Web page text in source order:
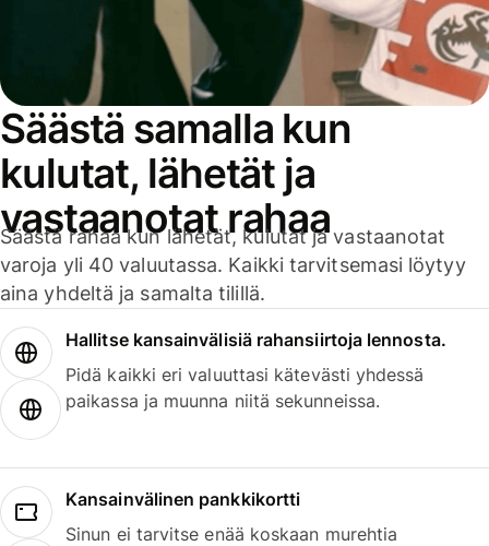
Säästä samalla kun
kulutat, lähetät ja
vastaanotat rahaa
Säästä rahaa kun lähetät, kulutat ja vastaanotat
varoja yli 40 valuutassa. Kaikki tarvitsemasi löytyy
aina yhdeltä ja samalta tilillä.
Hallitse kansainvälisiä rahansiirtoja lennosta.
Pidä kaikki eri valuuttasi kätevästi yhdessä
paikassa ja muunna niitä sekunneissa.
Kansainvälinen pankkikortti
Sinun ei tarvitse enää koskaan murehtia